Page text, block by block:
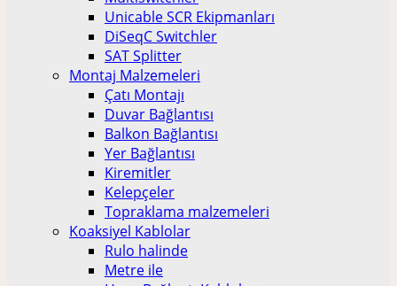
Unicable SCR Ekipmanları
DiSeqC Switchler
SAT Splitter
Montaj Malzemeleri
Çatı Montajı
Duvar Bağlantısı
Balkon Bağlantısı
Yer Bağlantısı
Kiremitler
Kelepçeler
Topraklama malzemeleri
Koaksiyel Kablolar
Rulo halinde
Metre ile